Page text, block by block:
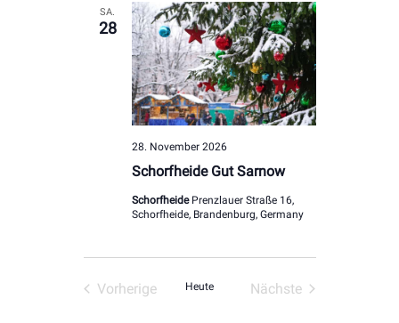
SA.
28
Schorfheide Gut Sarnow
28. November 2026
Schorfheide Prenzlauer Straße 16,
Schorfheide, Brandenburg, Germany
Vorherige
Heute
Nächste